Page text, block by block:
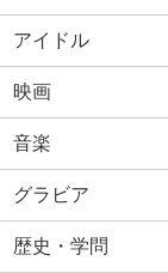
アイドル
映画
音楽
グラビア
歴史・学問